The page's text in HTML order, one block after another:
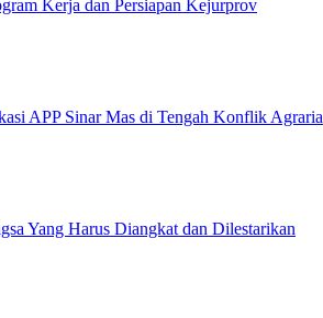
Kerja dan Persiapan Kejurprov
APP Sinar Mas di Tengah Konflik Agraria
Yang Harus Diangkat dan Dilestarikan